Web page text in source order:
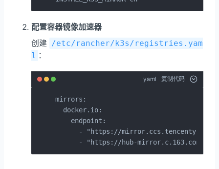
配置容器镜像加速器
创建
/etc/rancher/k3s/registries.yam
l ：
yaml 复制代码
mirrors:
  docker.io:
    endpoint:
- "https://
      - "https://hub-mirror.c.163.com"